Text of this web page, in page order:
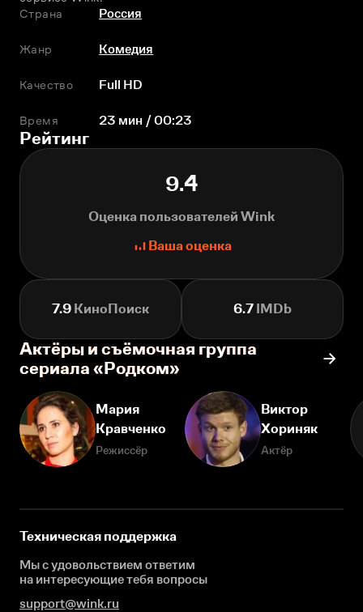
Страна
Россия
Жанр Комедия
Качество Full HD
Время 23 мин / 00:23
Рейтинг
9.4
Оценка пользователей Wink
Ваша оценка
7.9 КиноПоиск 6.7 IMDb
Актёры и съёмочная группа
сериала «Родком»
Мария
Кравченко
Режиссёр
Виктор
Хориняк
Актёр
Техническая поддержка
Мы с удовольствием ответим
на интересующиетебя вопросы
support@wink.ru